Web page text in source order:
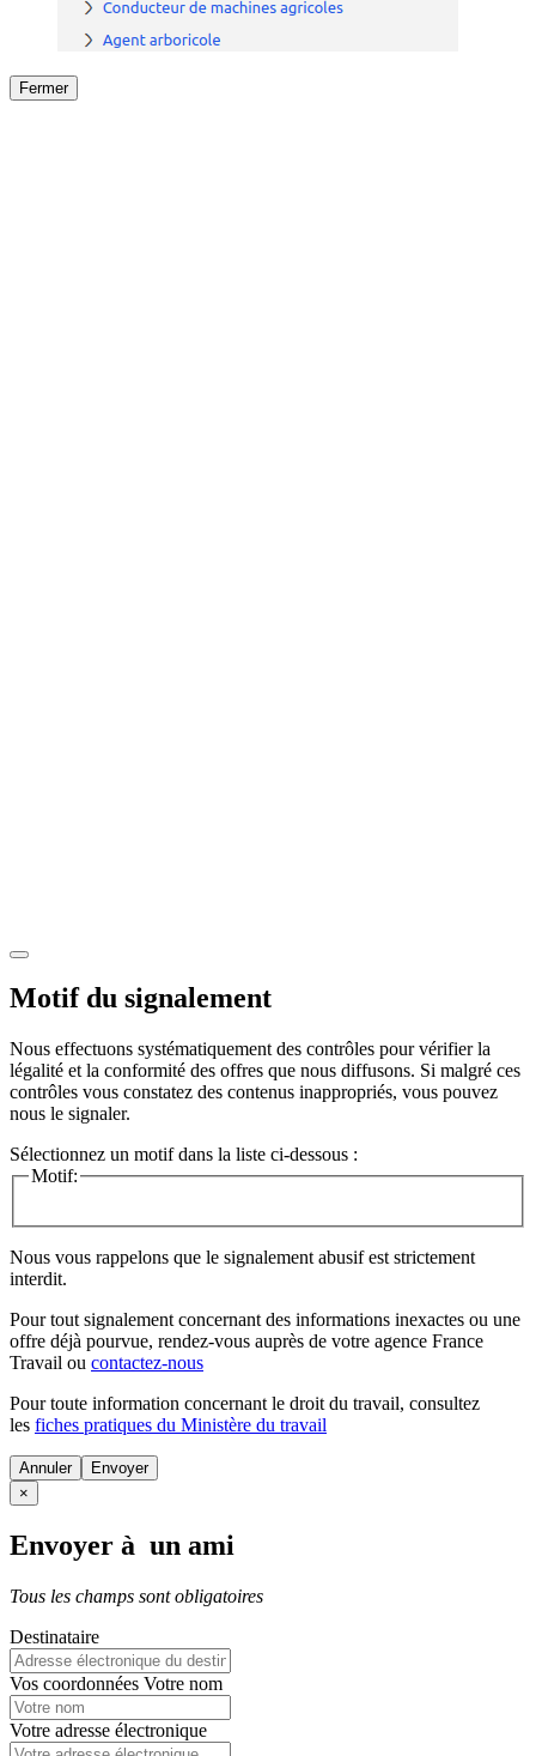
Fermer
Motif du signalement
Nous effectuons systématiquement des contrôles pour vérifier la
légalité et la conformité des offres que nous diffusons. Si malgré ces
contrôles vous constatez des contenus inappropriés, vous pouvez
nous le signaler.
Sélectionnez un motif dans la liste ci-dessous :
Motif:
Nous vous rappelons que le signalement abusif est strictement
interdit.
Pour tout signalement concernant des informations inexactes ou une
offre déjà pourvue, rendez-vous auprès de votre agence France
Travail ou contactez-nous
Pour toute information concernant le droit du travail, consultez
les fiches pratiques du Ministère du travail
Annuler
×
Envoyer à un ami
Tous les champs sont obligatoires
Destinataire
Vos coordonnées Votre nom
Votre adresse électronique